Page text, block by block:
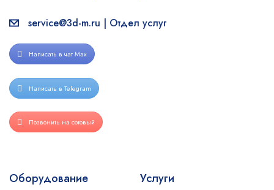
service@3d-m.ru | Отдел услуг
Написать в чат Max
Написать в Telegram
Позвонить на сотовый
Оборудование Услуги